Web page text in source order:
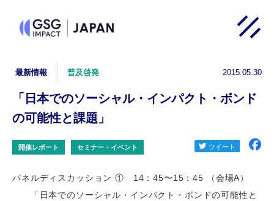
最新情報 普及啓発 2015.05.30
「日本でのソーシャル・インパクト・ボンド
の可能性と課題」
開催レポート セミナー・イベント
パネルディスカッション ① 14：45〜15：45 （会場A）
「日本でのソーシャル・インパクト・ボンドの可能性と